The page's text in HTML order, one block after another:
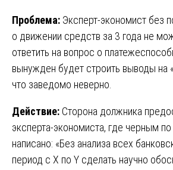
Проблема: Эксперт-экономист без
о движении средств за 3 года не
ответить на вопрос о
вынужден будет строить выводы на
что заведомо неверно.
Действие: Сторона должника
эксперта-экономиста, где черным
написано: «Без анализа всех
период с Х по Y сделать научно